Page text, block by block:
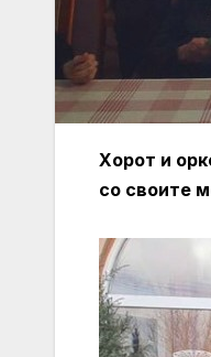
Хорот и
со своите